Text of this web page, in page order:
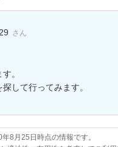
さん
。
して行ってみます。
8月25日時点の情報です。